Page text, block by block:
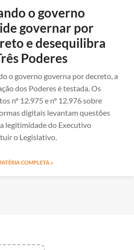
o governo
governar por
e desequilibra
Poderes
o governo governa por decreto, a
dos Poderes é testada. Os
nº 12.975 e nº 12.976 sobre
digitais levantam questões
legitimidade do Executivo
o Legislativo.
COMPLETA »